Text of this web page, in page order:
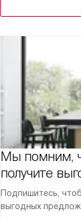
Мы помним,
получите
Подпишитесь,
выгодных